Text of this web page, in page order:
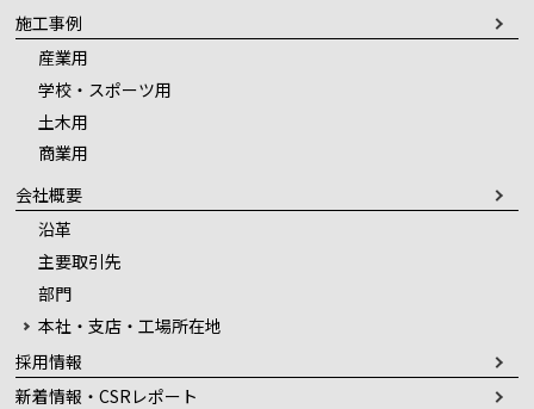
施工事例
産業用
学校・スポーツ用
土木用
商業用
会社概要
沿革
主要取引先
部門
本社・支店・工場所在地
採用情報
新着情報・CSRレポート